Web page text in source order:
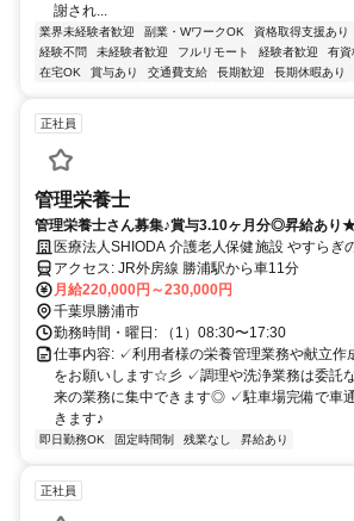
謝され...
業界未経験者歓迎 副業・WワークOK 資格取得支援あり
経験不問
未経験者歓迎 フルリモート 経験者歓迎 有資
在宅OK
賞与あり 交通費支給 長期歓迎 長期休暇あり
正社員
管理栄養士
管理栄養士さん募集♪賞与3.10ヶ月分◎昇給あり
みたっぷり！残業ほぼなし＆厨房業務なしで働き
医療法人SHIODA 介護老人保健施設 やすらぎ
アクセス: JR外房線 勝浦駅から車11分
月給220,000円～230,000円
千葉県勝浦市
勤務時間・曜日: （1）08:30〜17:30
仕事内容: ✓利用者様の栄養管理業務や献立作
をお願いします☆彡 ✓調理や洗浄業務は委託
来の業務に集中できます◎ ✓駐車場完備で車
きます♪
即日勤務OK 固定時間制 残業なし 昇給あり
正社員